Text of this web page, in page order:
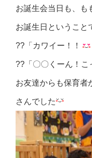
お誕生会当日も、も
お誕生日ということ
??「カワイー！！
??「〇〇くーん！こ
お友達からも保育者
さんでした